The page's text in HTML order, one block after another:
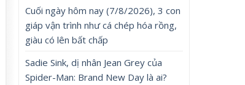
Cuối ngày hôm nay (7/8/2026), 3 con
giáp vận trình như cá chép hóa rồng,
giàu có lên bất chấp
Sadie Sink, dị nhân Jean Grey của
Spider-Man: Brand New Day là ai?